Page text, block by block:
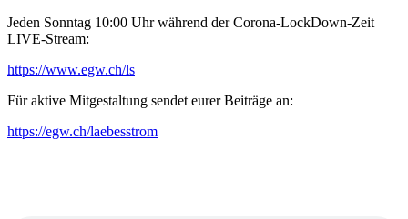
Jeden Sonntag 10:00 Uhr während der Corona-LockDown-Zeit
LIVE-Stream:
https://www.egw.ch/ls
Für aktive Mitgestaltung sendet eurer Beiträge an:
https://egw.ch/laebesstrom